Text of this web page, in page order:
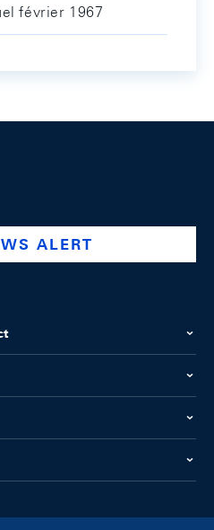
février 1967
company/swiss-national-
@swissnationalbank
ALERT